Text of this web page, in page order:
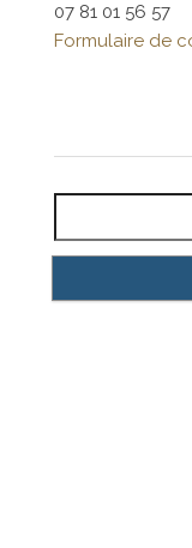
07 81 01 56 57
Formulaire de